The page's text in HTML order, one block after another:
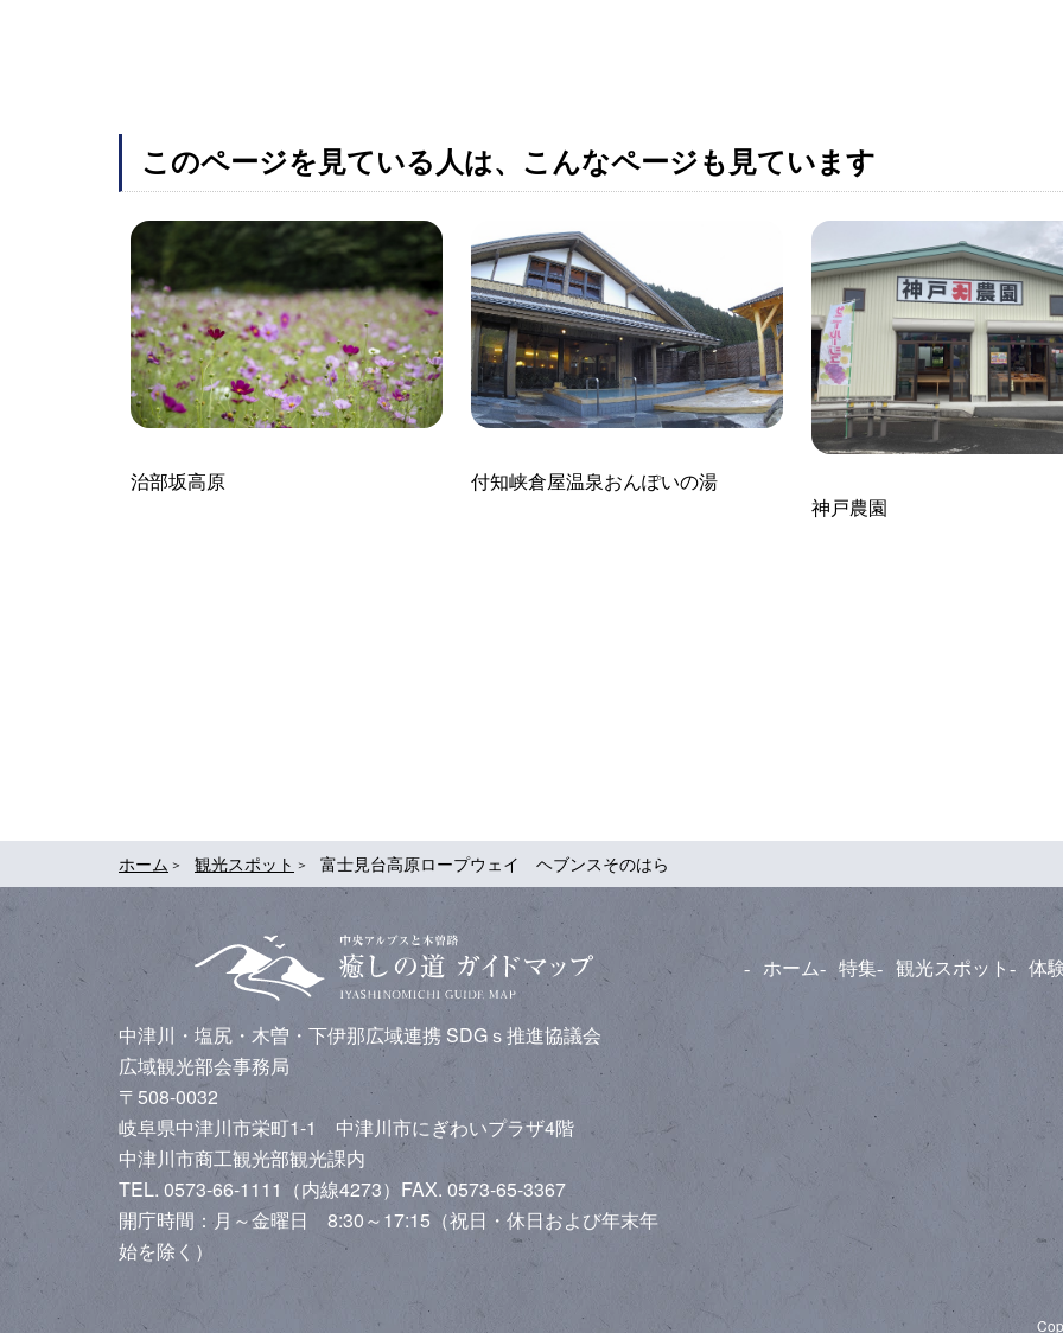
ホーム 観光スポット 富士見台高原ロープウェイ ヘブンスそのはら
このページを見ている人は、こんなページも見ています
治部坂高原
付知峡倉屋温泉おんぽいの湯
神戸農園
ホーム 特集 観光スポット 体
中津川・塩尻・木曽・下伊那広域連携 SDGｓ推進協議会
広域観光部会事務局
〒508-0032
岐阜県中津川市栄町1-1 中津川市にぎわいプラザ4階
中津川市商工観光部観光課内
TEL. 0573-66-1111（内線4273） FAX. 0573-65-3367
開庁時間：月～金曜日 8:30～17:15（祝日・休日および年末年
始を除く）